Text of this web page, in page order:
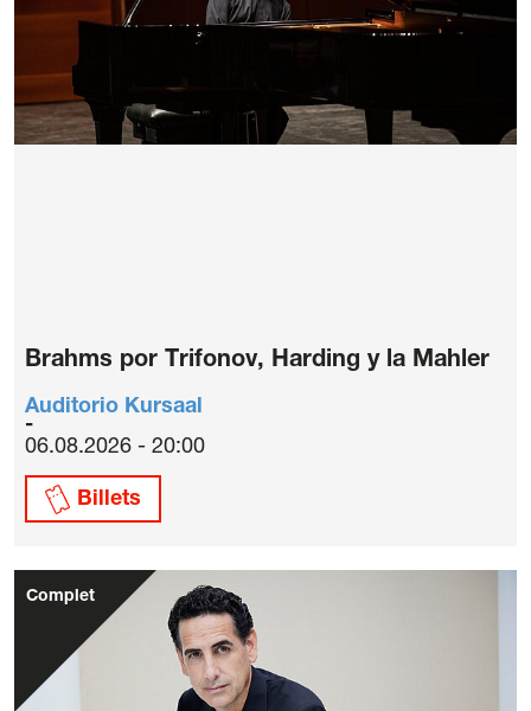
Brahms por Trifonov, Harding y la Mahler
Auditorio Kursaal
06.08.2026 - 20:00
Billets
Complet